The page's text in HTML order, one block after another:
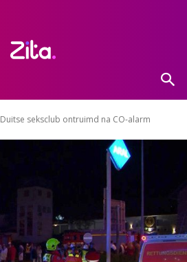
Duitse seksclub ontruimd na CO-alarm